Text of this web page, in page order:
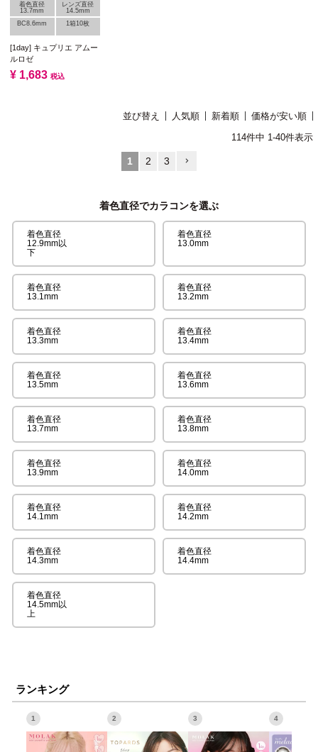
着色直径
13.7mm
レンズ直径
14.5mm
BC8.6mm
1箱10枚
[1day] キュプリエ アムー
ルロゼ
¥ 1,683 税込
並び替え 人気順 新着順
価格が安い順
114件中 1-40件表示
1 2 3
着色直径でカラコンを選ぶ
着色直径
12.9mm以
下
着色直径
13.0mm
着色直径
13.1mm
着色直径
13.2mm
着色直径
13.3mm
着色直径
13.4mm
着色直径
13.5mm
着色直径
13.6mm
着色直径
13.7mm
着色直径
13.8mm
着色直径
13.9mm
着色直径
14.0mm
着色直径
14.1mm
着色直径
14.2mm
着色直径
14.3mm
着色直径
14.4mm
着色直径
14.5mm以
上
ランキング
1 2 3 4